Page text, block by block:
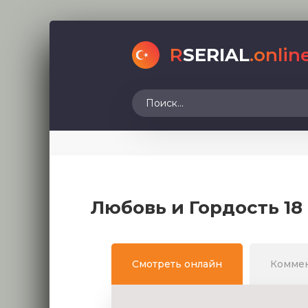
RSERIAL
Любовь и Гордость
Смотреть онлайн